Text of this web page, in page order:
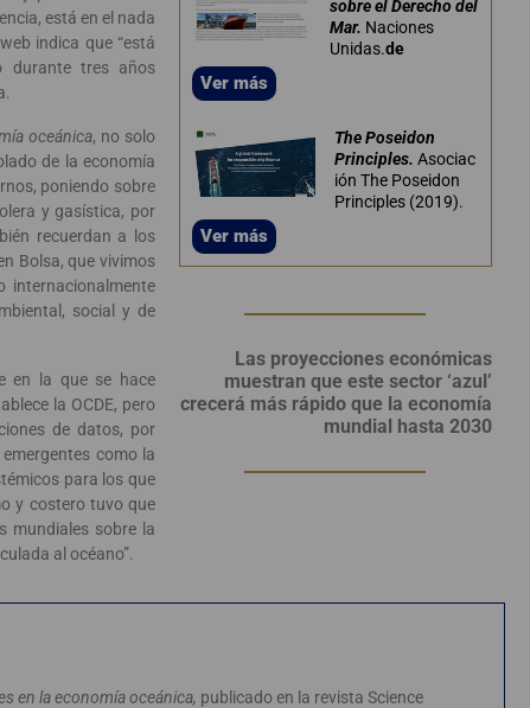
está en el nada
indica que “está
durante tres años
oceánica, no solo
de la economía
poniendo sobre
y gasística, por
recuerdan a los
Bolsa, que vivimos
internacionalmente
social y de
en la que se hace
la OCDE, pero
de datos, por
como la
para los que
y costero tuvo que
mundiales sobre la
al océano”.
sobre el Derecho del
Mar. Naciones
Unidas.de2020).
Ver más
The Poseidon
Principles. Asociac
ión The Poseidon
Principles (2019).
Ver más
Las proyecciones económicas
muestran que este sector ‘azul’
crecerá más rápido que la economía
mundial hasta 2030
en la economía oceánica, publicado en la revista Science